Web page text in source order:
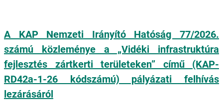
A KAP Nemzeti Irányító Hatóság 77/2026.
számú közleménye a „Vidéki infrastruktúra
fejlesztés zártkerti területeken” című (KAP-
RD42a-1-26 kódszámú) pályázati felhívás
lezárásáról